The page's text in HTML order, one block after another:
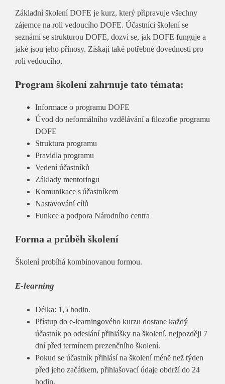
Základní školení DOFE je kurz, který připravuje všechny
zájemce na roli vedoucího DOFE. Účastníci školení se
seznámí se strukturou DOFE, dozví se, jak DOFE funguje a
jaké jsou jeho přínosy. Získají také potřebné dovednosti pro
roli vedoucího.
Program školení zahrnuje tato témata:
Informace o programu DOFE
Úvod do neformálního vzdělávání a filozofie programu
DOFE
Struktura programu
Pravidla programu
Vedení účastníků
Základy mentoringu
Komunikace s účastníkem
Nastavování cílů
Funkce a podpora Národního centra
Forma a průběh školení
Školení probíhá kombinovanou formou.
E-learning
Délka: 1,5 hodin.
Přístup do e-learningového kurzu dostane každý
účastník po odeslání přihlášky na školení, nejpozději 7
dní před termínem prezenčního školení.
Pokud se účastník přihlásí na školení méně než týden
před jeho začátkem, přihlašovací údaje obdrží do 24
hodin.